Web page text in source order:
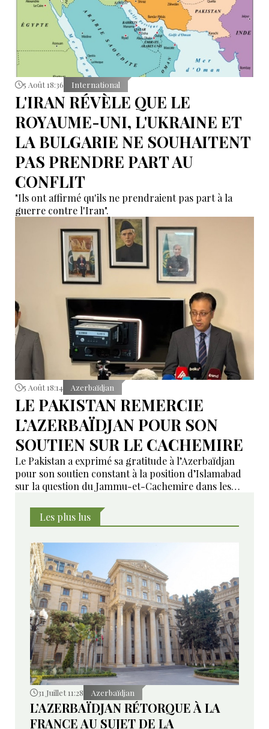
5 Août 18:36 International
L'IRAN RÉVÈLE QUE LE
ROYAUME-UNI, L'UKRAINE ET
LA BULGARIE NE SOUHAITENT
PAS PRENDRE PART AU
CONFLIT
"Ils ont affirmé qu'ils ne prendraient pas part à la
guerre contre l'Iran".
5 Août 18:14 Azerbaïdjan
LE PAKISTAN REMERCIE
L’AZERBAÏDJAN POUR SON
SOUTIEN SUR LE CACHEMIRE
Le Pakistan a exprimé sa gratitude à l’Azerbaïdjan
pour son soutien constant à la position d’Islamabad
sur la question du Jammu-et-Cachemire dans les
Les plus lus
31 Juillet 11:28 Azerbaïdjan
L’AZERBAÏDJAN RÉTORQUE À LA
FRANCE AU SUJET DE LA